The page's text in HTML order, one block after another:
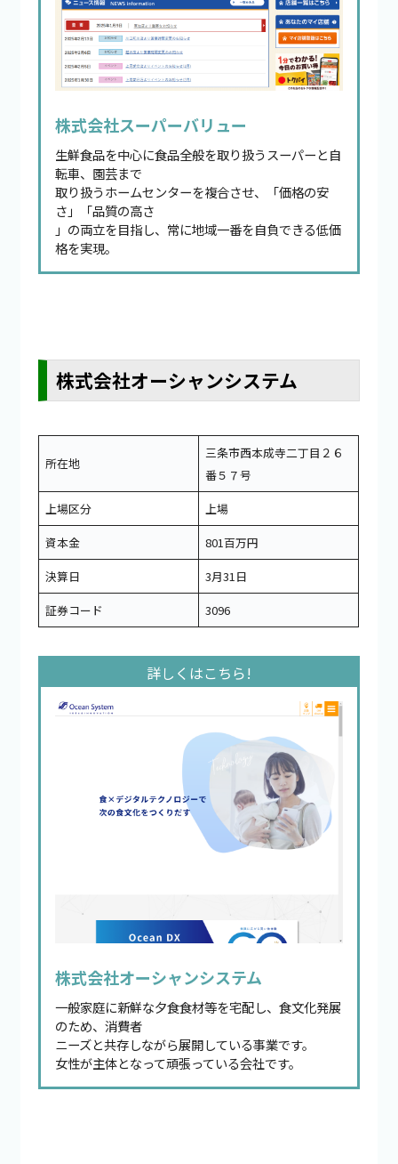
株式会社スーパーバリュー
生鮮食品を中心に食品全般を取り扱うスーパーと自
転車、園芸まで
取り扱うホームセンターを複合させ、「価格の安
さ」「品質の高さ
」の両立を目指し、常に地域一番を自負できる低価
格を実現。
株式会社オーシャンシステム
所在地
三条市西本成寺二丁目２６
番５７号
上場区分
上場
資本金
801百万円
決算日
3月31日
証券コード
3096
株式会社オーシャンシステム
一般家庭に新鮮な夕食食材等を宅配し、食文化発展
のため、消費者
ニーズと共存しながら展開している事業です。
女性が主体となって頑張っている会社です。